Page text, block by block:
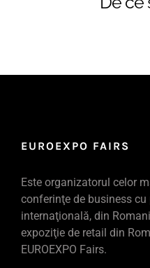
EUROEXPO FAIRS
Este organizatorul celor
conferinţe de business
internaţională, din
expoziţie de retail din
EUROEXPO Fairs.